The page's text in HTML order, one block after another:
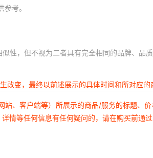
考。
性，但不视为二者具有完全相同的品牌、品
改变，最终以前述展示的具体时间和所对应的
、客户端等）所展示的商品/服务的标题、
等任何信息有任何疑问的，请在购买前通